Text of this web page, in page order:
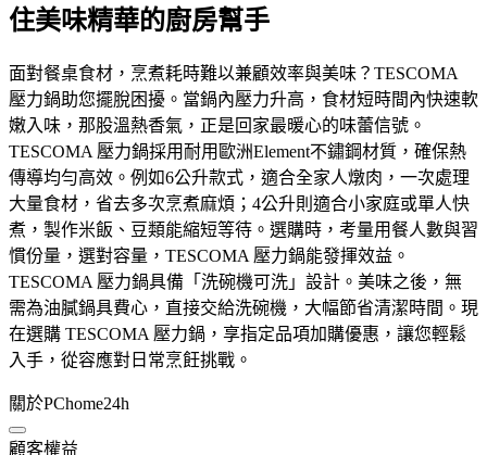
住美味精華的廚房幫手
面對餐桌食材，烹煮耗時難以兼顧效率與美味？TESCOMA
壓力鍋助您擺脫困擾。當鍋內壓力升高，食材短時間內快速軟
嫩入味，那股溫熱香氣，正是回家最暖心的味蕾信號。
TESCOMA 壓力鍋採用耐用歐洲Element不鏽鋼材質，確保熱
傳導均勻高效。例如6公升款式，適合全家人燉肉，一次處理
大量食材，省去多次烹煮麻煩；4公升則適合小家庭或單人快
煮，製作米飯、豆類能縮短等待。選購時，考量用餐人數與習
慣份量，選對容量，TESCOMA 壓力鍋能發揮效益。
TESCOMA 壓力鍋具備「洗碗機可洗」設計。美味之後，無
需為油膩鍋具費心，直接交給洗碗機，大幅節省清潔時間。現
在選購 TESCOMA 壓力鍋，享指定品項加購優惠，讓您輕鬆
入手，從容應對日常烹飪挑戰。
關於PChome24h
顧客權益